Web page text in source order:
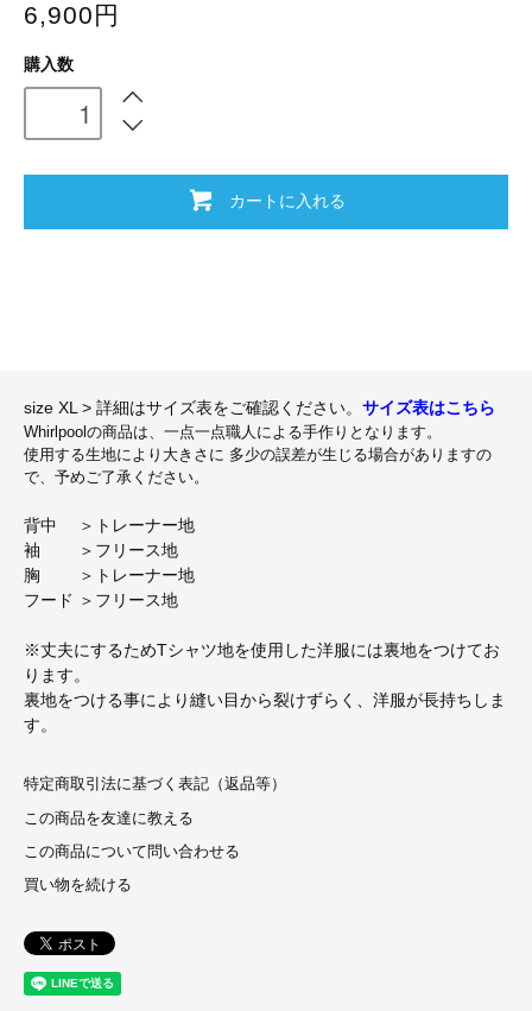
6,900円
購入数
カートに入れる
size XL > 詳細はサイズ表をご確認ください。 サイズ表はこちら
Whirlpoolの商品は、一点一点職人による手作りとなります。
使用する生地により大きさに 多少の誤差が生じる場合がありますの
で、予めご了承ください。
背中 ＞トレーナー地
袖 ＞フリース地
胸 ＞トレーナー地
フード ＞フリース地
※丈夫にするためTシャツ地を使用した洋服には裏地をつけてお
ります。
裏地をつける事により縫い目から裂けずらく、洋服が長持ちしま
す。
特定商取引法に基づく表記（返品等）
この商品を友達に教える
この商品について問い合わせる
買い物を続ける